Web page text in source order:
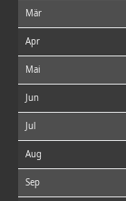
Mär
Apr
Mai
Jun
Jul
Aug
Sep